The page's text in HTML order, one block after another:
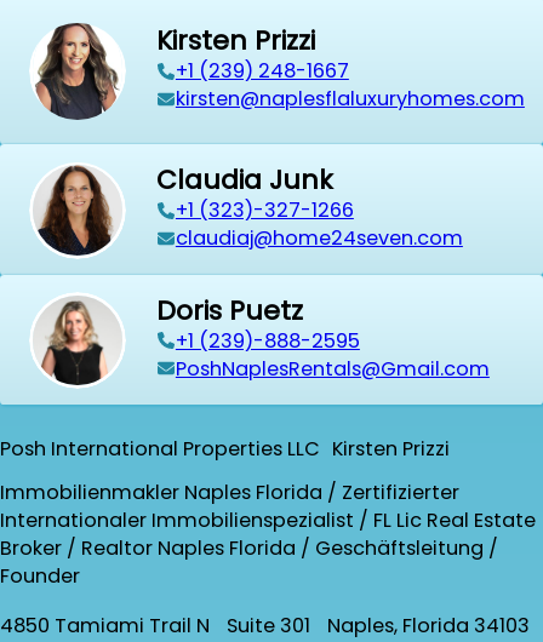
Kirsten Prizzi
‭+1 (239) 248-1667‬
kirsten@naplesflaluxuryhomes.com
Claudia Junk
+1 (323)-327-1266
claudiaj@home24seven.com
Doris Puetz
+1 (239)-888-2595
PoshNaplesRentals@Gmail.com
Posh International Properties LLC Kirsten Prizzi
Immobilienmakler Naples Florida / Zertifizierter
Internationaler Immobilienspezialist / FL Lic Real Estate
Broker / Realtor Naples Florida / Geschäftsleitung /
Founder
4850 Tamiami Trail N Suite 301 Naples, Florida 34103